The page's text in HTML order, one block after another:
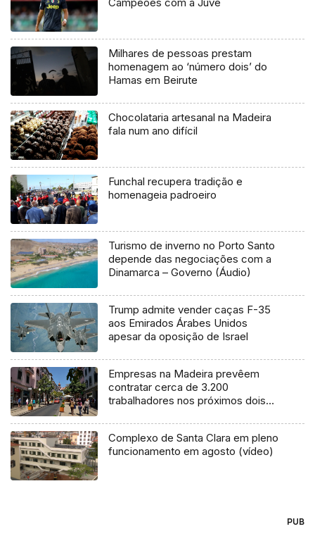
Milhares de pessoas prestam
homenagem ao ‘número dois’ do
Hamas em Beirute
Chocolataria artesanal na Madeira
fala num ano difícil
Funchal recupera tradição e
homenageia padroeiro
Turismo de inverno no Porto Santo
depende das negociações com a
Dinamarca – Governo (Áudio)
Trump admite vender caças F-35
aos Emirados Árabes Unidos
apesar da oposição de Israel
Empresas na Madeira prevêem
contratar cerca de 3.200
trabalhadores nos próximos dois
Complexo de Santa Clara em pleno
funcionamento em agosto (vídeo)
PUB